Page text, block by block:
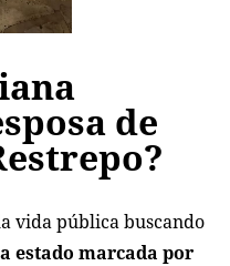
de
vida pública buscando
estado marcada por